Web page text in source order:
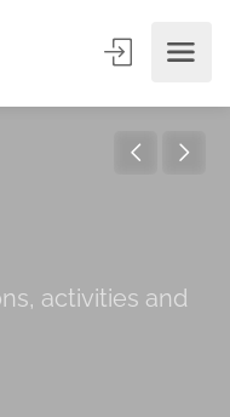
activities and